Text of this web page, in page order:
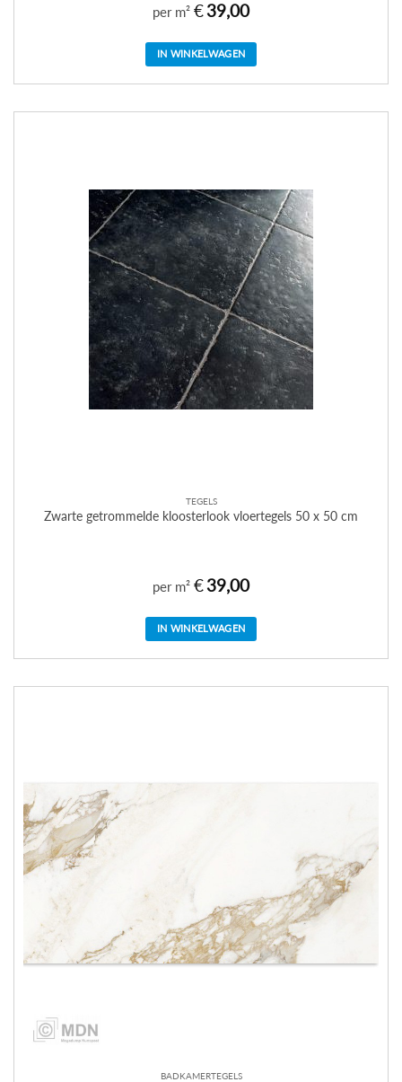
per m² €39,00
IN WINKELWAGEN
TEGELS
Zwarte getrommelde kloosterlook vloertegels 50 x 50 cm
per m² €39,00
IN WINKELWAGEN
BADKAMERTEGELS